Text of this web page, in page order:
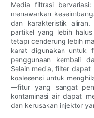
Media filtrasi
menawarkan
dan karakteristik
partikel yang lebih
tetapi cenderung lebih
karat digunakan untuk
penggunaan kembali
Selain media, filter dapat
koalesensi untuk
—fitur yang sangat
kontaminasi air dapat
dan kerusakan injektor